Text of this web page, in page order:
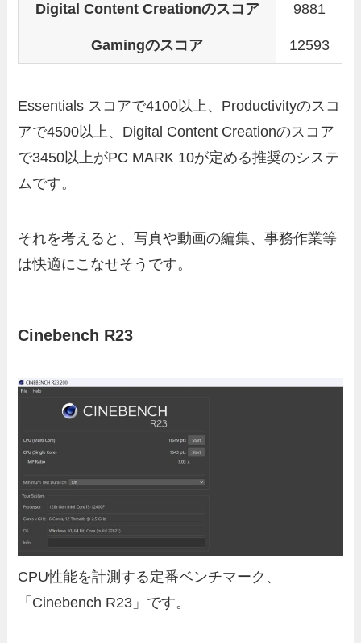
Digital Content Creationのスコア 9881
Gamingのスコア 12593
Essentials スコアで4100以上、Productivityのスコ
アで4500以上、Digital Content Creationのスコア
で3450以上がPC MARK 10が定める推奨のシステ
ムです。
それを考えると、写真や動画の編集、事務作業等
は快適にこなせそうです。
Cinebench R23
CPU性能を計測する定番ベンチマーク、
「Cinebench R23」です。